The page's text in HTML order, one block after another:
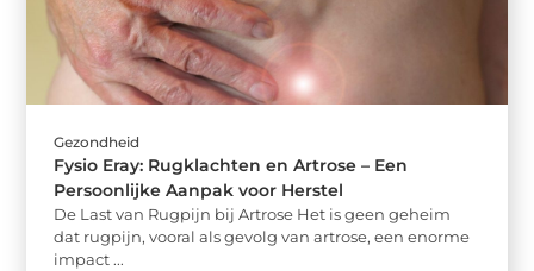
Gezondheid
Fysio Eray: Rugklachten en Artrose – Een
Persoonlijke Aanpak voor Herstel
De Last van Rugpijn bij Artrose Het is geen geheim
dat rugpijn, vooral als gevolg van artrose, een enorme
impact ...